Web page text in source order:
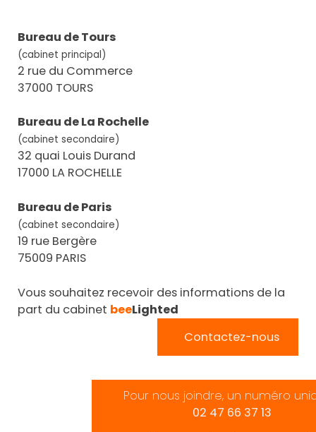
Bureau de Tours
(cabinet principal)
2 rue du Commerce
37000 TOURS
Bureau de La Rochelle
(cabinet secondaire)
32 quai Louis Durand
17000 LA ROCHELLE
Bureau de Paris
(cabinet secondaire)
19 rue Bergère
75009 PARIS
Vous souhaitez recevoir des informations de la
part du cabinet beeLighted
Contactez-nous
Pour nous joindre, un numéro
02 47 66 37 13